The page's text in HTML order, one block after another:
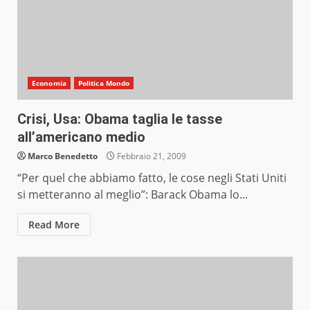
Economia Politica Mondo
Crisi, Usa: Obama taglia le tasse
all’americano medio
Marco Benedetto Febbraio 21, 2009
“Per quel che abbiamo fatto, le cose negli Stati Uniti
si metteranno al meglio”: Barack Obama lo...
Read More